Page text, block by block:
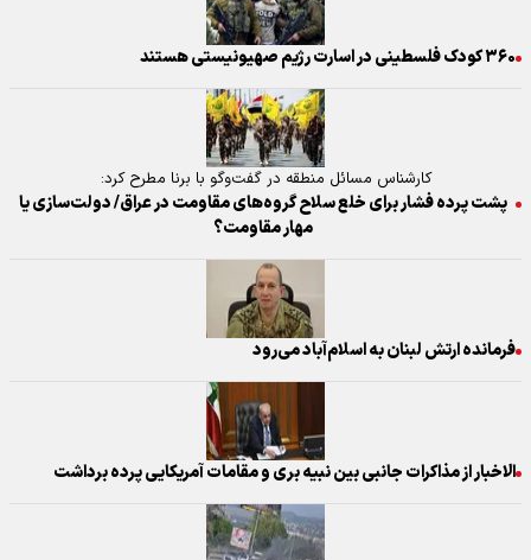
۳۶۰ کودک فلسطینی در اسارت رژیم صهیونیستی هستند
کارشناس مسائل منطقه در گفت‌وگو با برنا مطرح کرد:
پشت پرده فشار برای خلع سلاح گروه‌های مقاومت در عراق/ دولت‌سازی یا
مهار مقاومت؟
فرمانده ارتش لبنان به اسلام‌آباد می‌رود
الاخبار از مذاکرات جانبی بین نبیه بری و مقامات آمریکایی پرده برداشت